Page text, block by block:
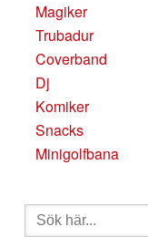
Magiker
Trubadur
Coverband
Dj
Komiker
Snacks
Minigolfbana
Sök
efter: